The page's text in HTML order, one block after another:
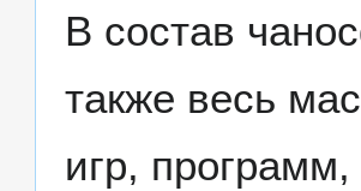
В состав
также весь
игр,